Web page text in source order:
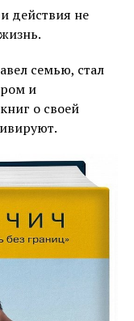
действия не
семью, стал
и
о своей